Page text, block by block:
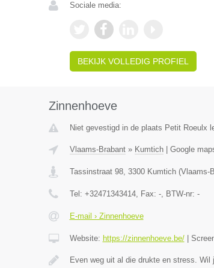
Sociale media:
BEKIJK VOLLEDIG PROFIEL
Zinnenhoeve
Niet gevestigd in de plaats Petit Roeulx
Vlaams-Brabant» Kumtich| Google
Tassinstraat 98, 3300 Kumtich(Vlaams-
Tel: +32471343414, Fax: -, BTW-nr: -
E-mail › Zinnenhoeve
Website: https://zinnenhoeve.be/|
Even weg uit al die drukte en stress. Wil